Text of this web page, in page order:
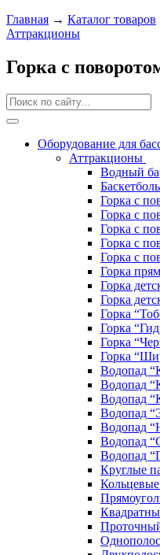
Главная → Каталог товаров
Аттракционы
Горка с
Оборудование для
Аттракционы
Водный
Горка с
Горка с
Горка с
Горка с
Горка с
Горка
Горка
Горка
Горка
Горка
Горка
Горка
Водопад
Водопад
Водопад
Водопад
Водопад
Водопад
Водопад
Круглые
Кольцевые
Проточный